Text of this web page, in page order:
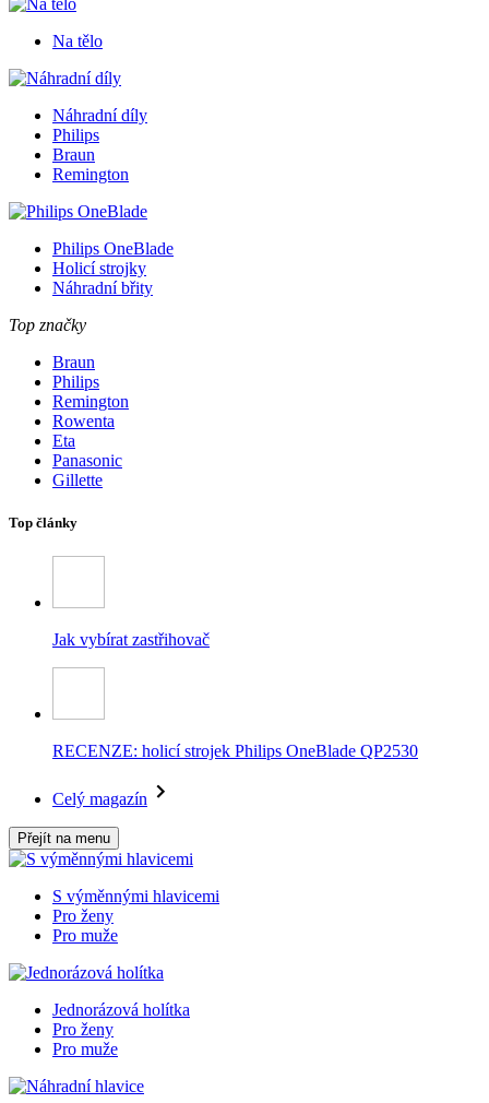
Na tělo
Náhradní díly
Philips
Braun
Remington
Philips OneBlade
Holicí strojky
Náhradní břity
Top značky
Braun
Philips
Remington
Rowenta
Eta
Panasonic
Gillette
Top články
Jak vybírat zastřihovač
RECENZE: holicí strojek Philips OneBlade QP2530
Celý magazín
Přejít na menu
S výměnnými hlavicemi
Pro ženy
Pro muže
Jednorázová holítka
Pro ženy
Pro muže